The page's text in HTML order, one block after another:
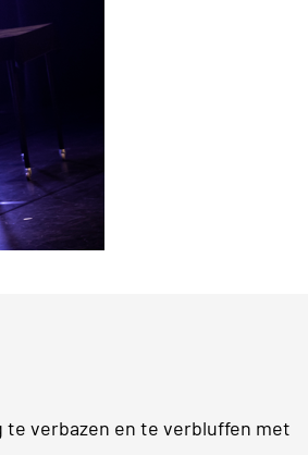
verbazen en te verbluffen met